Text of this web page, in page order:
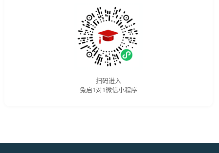
扫码进入
兔启1对1微信小程序